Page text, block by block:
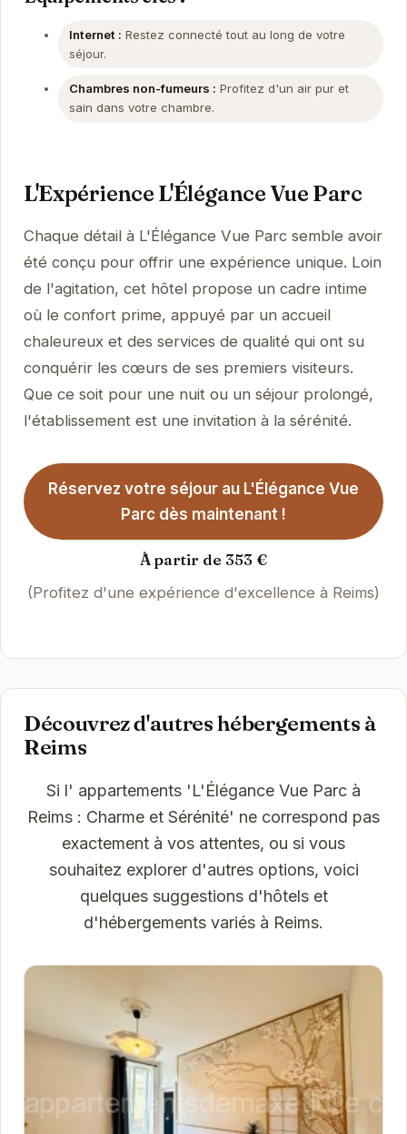
Internet : Restez connecté tout au long de votre
séjour.
Chambres non-fumeurs : Profitez d'un air pur et
sain dans votre chambre.
L'Expérience L'Élégance Vue Parc
Chaque détail à L'Élégance Vue Parc semble avoir
été conçu pour offrir une expérience unique. Loin
de l'agitation, cet hôtel propose un cadre intime
où le confort prime, appuyé par un accueil
chaleureux et des services de qualité qui ont su
conquérir les cœurs de ses premiers visiteurs.
Que ce soit pour une nuit ou un séjour prolongé,
l'établissement est une invitation à la sérénité.
Réservez votre séjour au L'Élégance Vue
Parc dès maintenant !
À partir de 353 €
(Profitez d'une expérience d'excellence à Reims)
Découvrez d'autres hébergements à
Reims
Si l' appartements 'L'Élégance Vue Parc à
Reims : Charme et Sérénité' ne correspond pas
exactement à vos attentes, ou si vous
souhaitez explorer d'autres options, voici
quelques suggestions d'hôtels et
d'hébergements variés à Reims.